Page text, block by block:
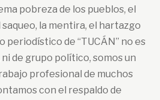
pobreza de los pueblos, el
la mentira, el hartazgo
periodístico de “TUCÁN” no es
de grupo político, somos un
profesional de muchos
con el respaldo de